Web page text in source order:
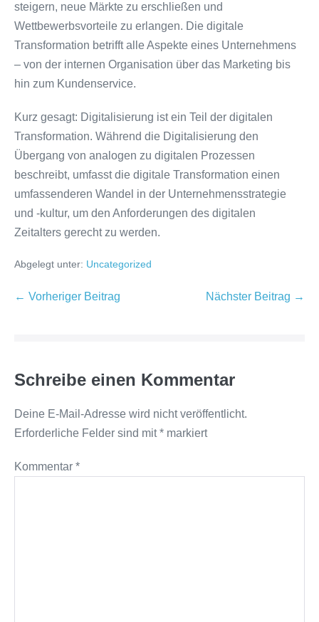
steigern, neue Märkte zu erschließen und
Wettbewerbsvorteile zu erlangen. Die digitale
Transformation betrifft alle Aspekte eines Unternehmens
– von der internen Organisation über das Marketing bis
hin zum Kundenservice.
Kurz gesagt: Digitalisierung ist ein Teil der digitalen
Transformation. Während die Digitalisierung den
Übergang von analogen zu digitalen Prozessen
beschreibt, umfasst die digitale Transformation einen
umfassenderen Wandel in der Unternehmensstrategie
und -kultur, um den Anforderungen des digitalen
Zeitalters gerecht zu werden.
Abgelegt unter: Uncategorized
Beitragsnavigation
← Vorheriger Beitrag Nächster Beitrag →
Schreibe einen Kommentar
Deine E-Mail-Adresse wird nicht veröffentlicht.
Erforderliche Felder sind mit* markiert
Kommentar *